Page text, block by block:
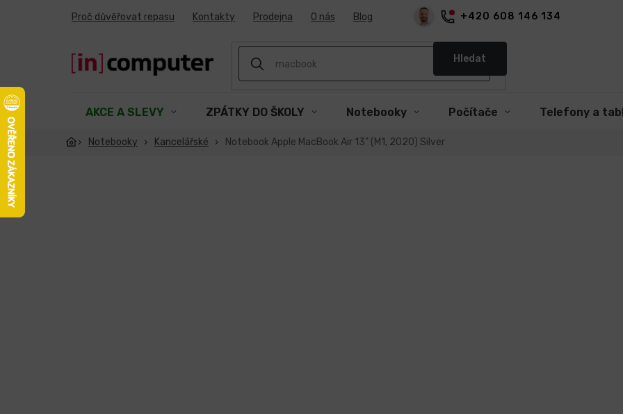
+420 608 146 134
Proč důvěřovat repasu Kontakty Prodejna O nás Blog
Hledat
AKCE A SLEVY ZPÁTKY DO ŠKOLY Notebooky Počítače Telefony a
Notebooky Kancelářské Notebook Apple MacBook Air 13" (M1, 2020) Silver